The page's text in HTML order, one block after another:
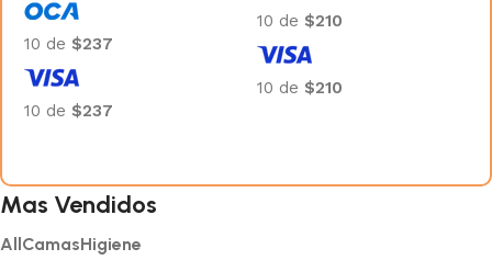
10 de $237
10 de $237
10 de $210
10 de $210
Mas Vendidos
AllCamasHigiene